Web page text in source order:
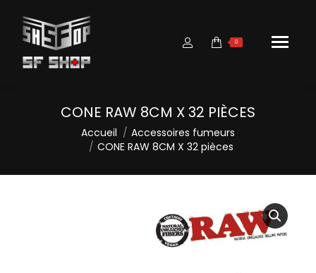
0
CONE RAW 8CM X 32 PIÈCES
Vous êtes ici :Accueil
Accessoires fumeurs
CONE RAW 8CM X 32 pièces